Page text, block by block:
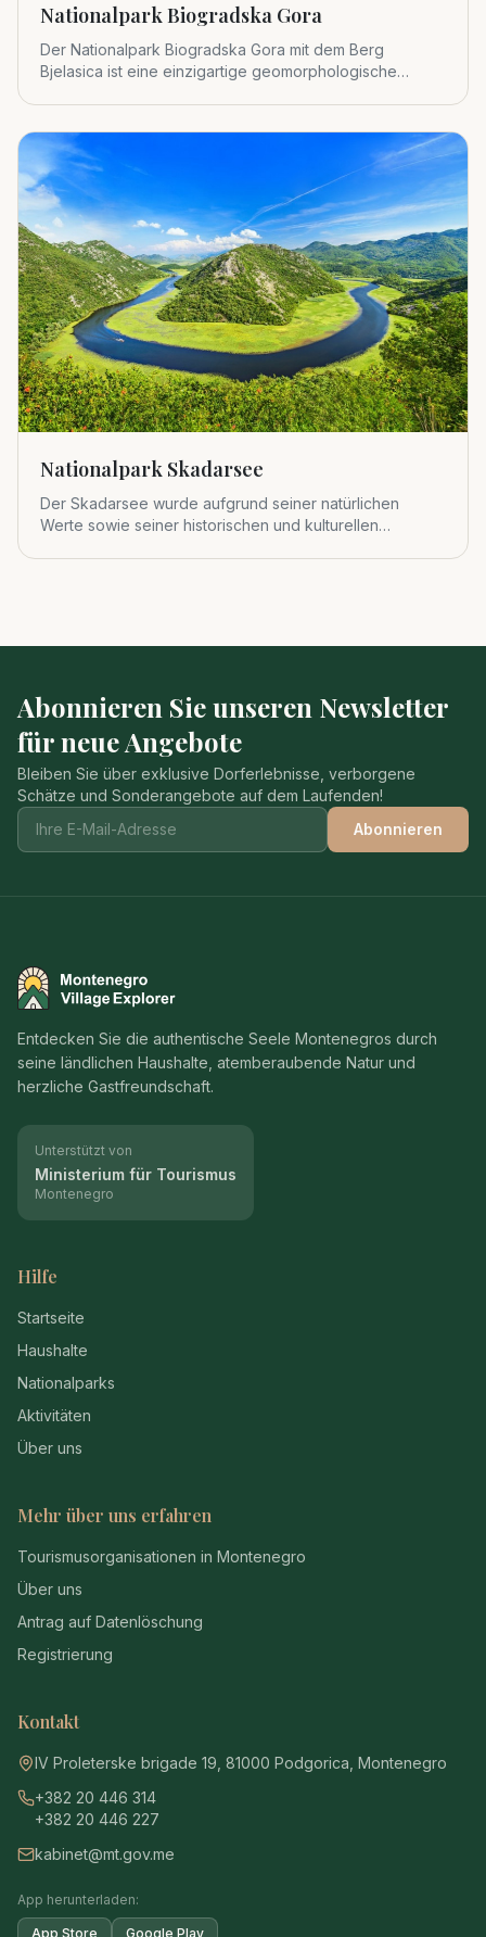
Nationalpark Biogradska Gora
Der Nationalpark Biogradska Gora mit dem Berg
Bjelasica ist eine einzigartige geomorphologische
Nationalpark Skadarsee
Der Skadarsee wurde aufgrund seiner natürlichen
Werte sowie seiner historischen und kulturellen
Abonnieren Sie unseren Newsletter
für neue Angebote
Bleiben Sie über exklusive Dorferlebnisse, verborgene
Schätze und Sonderangebote auf dem Laufenden!
Abonnieren
Montenegro Village Explorer
Entdecken Sie die authentische Seele Montenegros durch
seine ländlichen Haushalte, atemberaubende Natur und
herzliche Gastfreundschaft.
Unterstützt von
Ministerium für Tourismus
Montenegro
Hilfe
Startseite
Haushalte
Nationalparks
Aktivitäten
Über uns
Mehr über uns erfahren
Tourismusorganisationen in Montenegro
Über uns
Antrag auf Datenlöschung
Registrierung
Kontakt
IV Proleterske brigade 19, 81000 Podgorica, Montenegro
+382 20 446 314
+382 20 446 227
kabinet@mt.gov.me
App herunterladen:
App Store Google Play